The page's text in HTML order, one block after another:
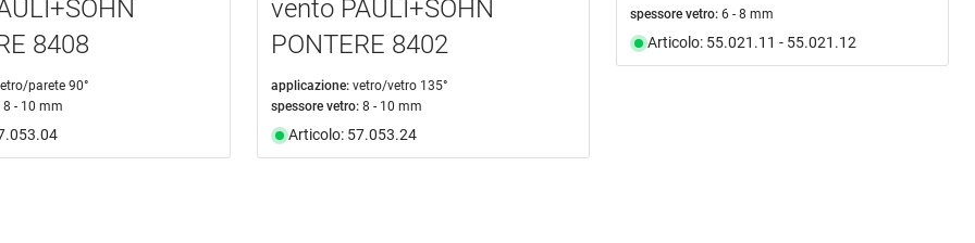
8408
parete 90°
8 - 10 mm
vento PAULI+SOHN
PONTERE 8402
applicazione: vetro/vetro 135°
spessore vetro: 8 - 10 mm
Articolo: 57.053.24
spessore vetro: 6 - 8 mm
Articolo: 55.021.11 - 55.021.12